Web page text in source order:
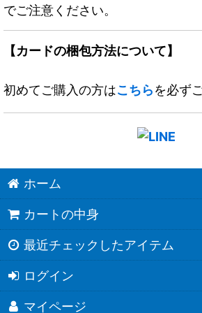
でご注意ください。
【カードの梱包方法について】
初めてご購入の方はこちらを必ず
ホーム
カートの中身
最近チェックしたアイテム
ログイン
マイページ